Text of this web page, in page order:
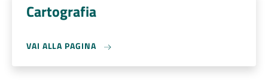
Cartografia
VAI ALLA PAGINA